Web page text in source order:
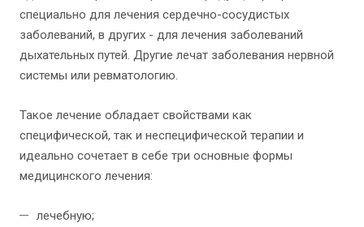
специально для лечения сердечно-сосудистых
заболеваний, в других - для лечения заболеваний
дыхательных путей. Другие лечат заболевания нервной
системы или ревматологию.
Такое лечение обладает свойствами как
специфической, так и неспецифической терапии и
идеально сочетает в себе три основные формы
медицинского лечения:
лечебную;